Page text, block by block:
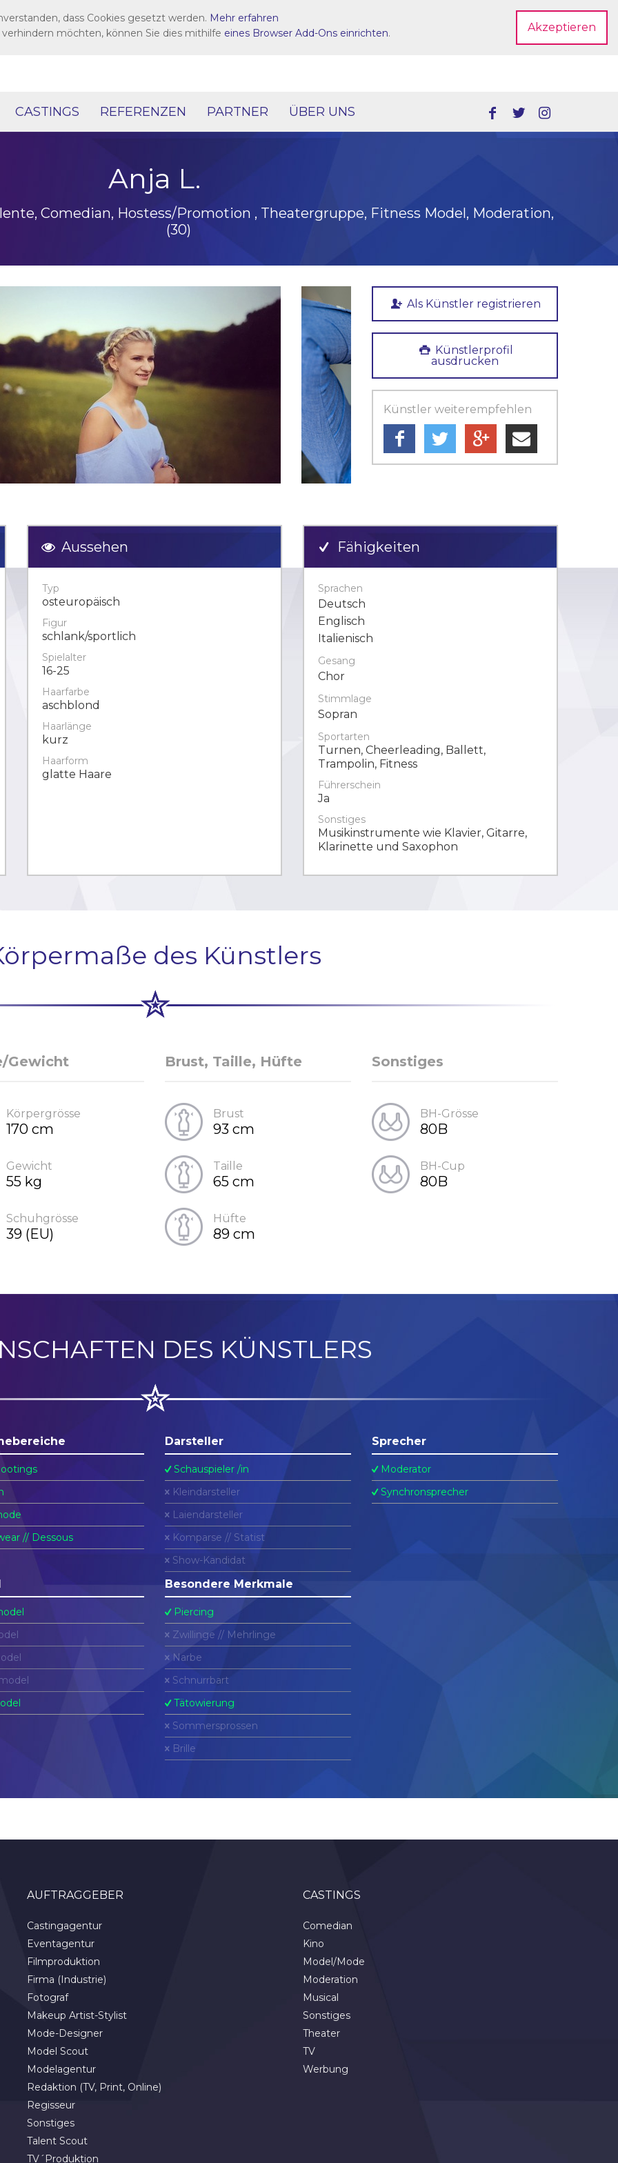
Dein Account
CASTINGS REFERENZEN PARTNER ÜBER UNS
Anja L.
Comedian, Hostess/Promotion , Theatergruppe, Fitness Model, Moderation,
(30)
Als Künstler registrieren
Künstlerprofil
ausdrucken
Künstler weiterempfehlen
Aussehen
Typ
osteuropäisch
Figur
schlank/sportlich
Spielalter
16-25
Haarfarbe
aschblond
Haarlänge
kurz
Haarform
glatte Haare
Fähigkeiten
Sprachen
Deutsch
Englisch
Italienisch
Gesang
Chor
Stimmlage
Sopran
Sportarten
Turnen, Cheerleading, Ballett,
Trampolin, Fitness
Führerschein
Ja
Sonstiges
Musikinstrumente wie Klavier, Gitarre,
Klarinette und Saxophon
des Künstlers
Gewicht
Körpergrösse
170 cm
Gewicht
55 kg
Schuhgrösse
39 (EU)
Brust, Taille, Hüfte
Brust
93 cm
Taille
65 cm
Hüfte
89 cm
Sonstiges
BH-Grösse
80B
BH-Cup
80B
DES KÜNSTLERS
// Dessous
Darsteller
Schauspieler /in
Kleindarsteller
Laiendarsteller
Komparse // Statist
Show-Kandidat
Sprecher
Moderator
Synchronsprecher
Besondere Merkmale
Piercing
Zwillinge // Mehrlinge
Narbe
Schnurrbart
Tätowierung
Sommersprossen
Brille
AUFTRAGGEBER
Castingagentur
Eventagentur
Filmproduktion
Firma (Industrie)
Fotograf
Makeup Artist-Stylist
Mode-Designer
Model Scout
Modelagentur
Redaktion (TV, Print, Online)
Regisseur
Sonstiges
Talent Scout
TV´Produktion
CASTINGS
Comedian
Kino
Model/Mode
Moderation
Musical
Sonstiges
Theater
TV
Werbung
Akzeptieren
dass Cookies gesetzt werden. Mehr erfahren
möchten, können Sie dies mithilfe eines Browser Add-Ons einrichten.